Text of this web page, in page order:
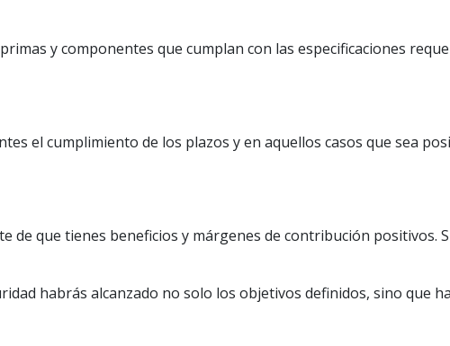
y componentes que cumplan con las especificaciones
el cumplimiento de los plazos y en aquellos casos que sea
de que tienes beneficios y márgenes de contribución positivos.
habrás alcanzado no solo los objetivos definidos, sino que